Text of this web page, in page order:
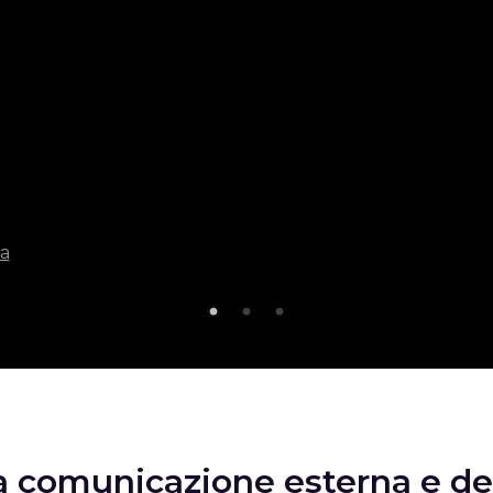
comunicazione esterna e